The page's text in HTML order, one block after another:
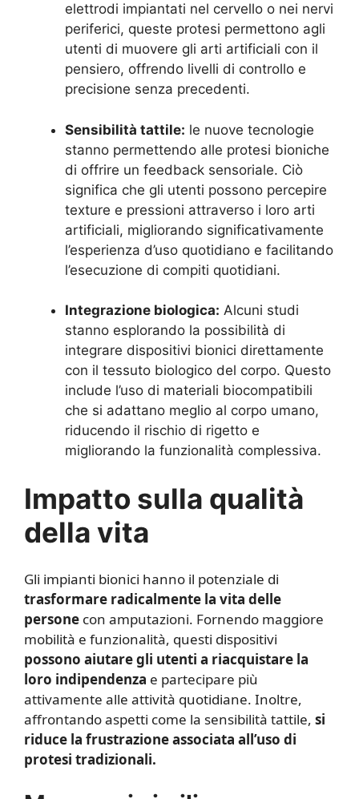
elettrodi impiantati nel cervello o nei nervi
periferici, queste protesi permettono agli
utenti di muovere gli arti artificiali con il
pensiero, offrendo livelli di controllo e
precisione senza precedenti.
Sensibilità tattile: le nuove tecnologie
stanno permettendo alle protesi bioniche
di offrire un feedback sensoriale. Ciò
significa che gli utenti possono percepire
texture e pressioni attraverso i loro arti
artificiali, migliorando significativamente
l’esperienza d’uso quotidiano e facilitando
l’esecuzione di compiti quotidiani.
Integrazione biologica: Alcuni studi
stanno esplorando la possibilità di
integrare dispositivi bionici direttamente
con il tessuto biologico del corpo. Questo
include l’uso di materiali biocompatibili
che si adattano meglio al corpo umano,
riducendo il rischio di rigetto e
migliorando la funzionalità complessiva.
Impatto sulla qualità
della vita
Gli impianti bionici hanno il potenziale di
trasformare radicalmente la vita delle
persone con amputazioni. Fornendo maggiore
mobilità e funzionalità, questi dispositivi
possono aiutare gli utenti a riacquistare la
loro indipendenza e partecipare più
attivamente alle attività quotidiane. Inoltre,
affrontando aspetti come la sensibilità tattile, si
riduce la frustrazione associata all’uso di
protesi tradizionali.